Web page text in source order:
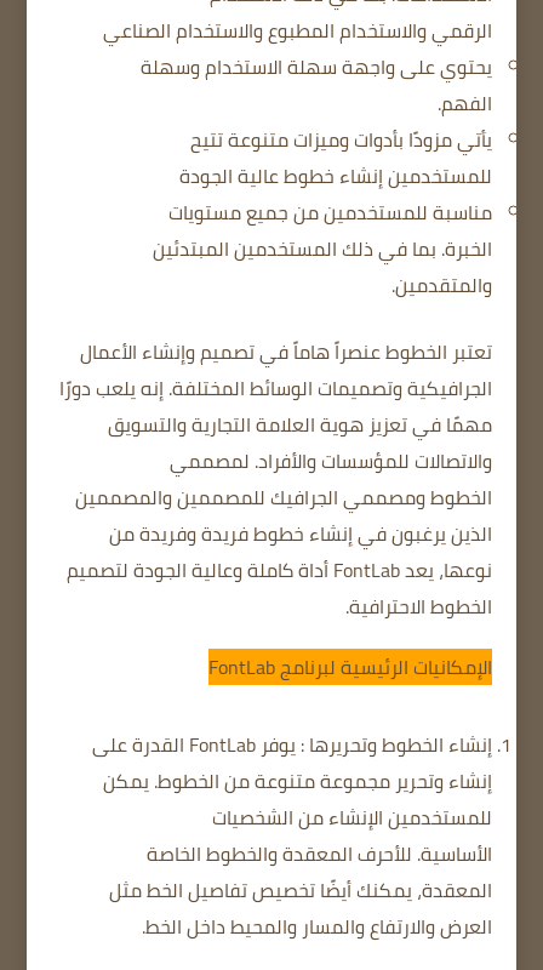
الرقميوالاستخدام المطبوعوالاستخدام الصناعي
يحتوي على واجهة سهلة الاستخدام وسهلة
الفهم.
يأتي مزودًا بأدوات وميزات متنوعةتتيح
للمستخدمين إنشاء خطوط عالية الجودة
مناسبة للمستخدمين من جميع مستويات
الخبرة. بما في ذلك المستخدمين المبتدئين
والمتقدمين.
تعتبر الخطوط عنصراً هاماً في تصميم وإنشاء الأعمال
الجرافيكية وتصميمات الوسائط المختلفة.إنه يلعب دورًا
مهمًا في تعزيز هوية العلامة التجارية والتسويق
والاتصالات للمؤسسات والأفراد. لمصممي
الخطوطومصممي الجرافيكللمصممين والمصممين
الذين يرغبون في إنشاء خطوط فريدة وفريدة من
نوعها، يعد FontLab أداة كاملة وعالية الجودة لتصميم
الخطوط الاحترافية.
الإمكانيات الرئيسية لبرنامج FontLab
إنشاء الخطوط وتحريرها
: يوفر FontLab القدرة على
إنشاء وتحرير مجموعة متنوعة من الخطوط.يمكن
للمستخدمين الإنشاء من الشخصيات
الأساسية. للأحرف المعقدة والخطوط الخاصة
المعقدة،يمكنك أيضًا تخصيص تفاصيل الخط مثل
العرض والارتفاع والمسار والمحيط داخل الخط.